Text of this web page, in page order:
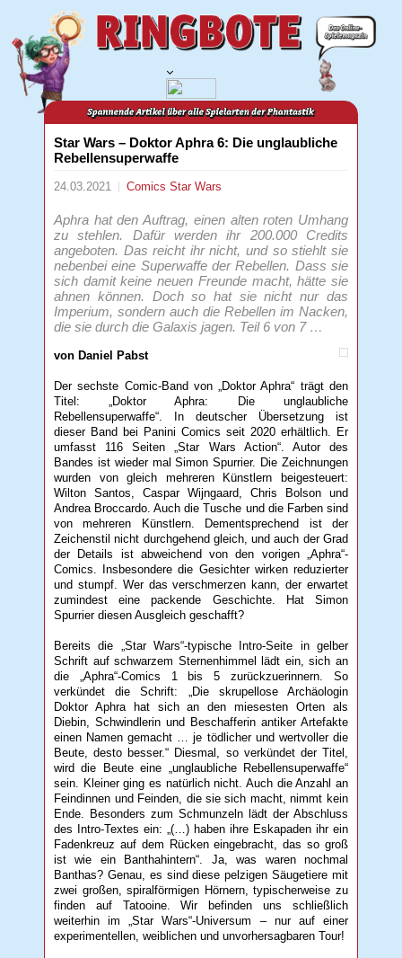
Star Wars – Doktor Aphra 6: Die unglaubliche
Rebellensuperwaffe
24.03.2021 ComicsStar Wars
Aphra hat den Auftrag, einen alten roten Umhang
zu stehlen. Dafür werden ihr 200.000 Credits
angeboten. Das reicht ihr nicht, und so stiehlt sie
nebenbei eine Superwaffe der Rebellen. Dass sie
sich damit keine neuen Freunde macht, hätte sie
ahnen können. Doch so hat sie nicht nur das
Imperium, sondern auch die Rebellen im Nacken,
die sie durch die Galaxis jagen. Teil 6 von 7 …
von Daniel Pabst
Der sechste Comic-Band von „Doktor Aphra“ trägt den
Titel: „Doktor Aphra: Die unglaubliche
Rebellensuperwaffe“. In deutscher Übersetzung ist
dieser Band bei Panini Comics seit 2020 erhältlich. Er
umfasst 116 Seiten „Star Wars Action“. Autor des
Bandes ist wieder mal Simon Spurrier. Die Zeichnungen
wurden von gleich mehreren Künstlern beigesteuert:
Wilton Santos, Caspar Wijngaard, Chris Bolson und
Andrea Broccardo. Auch die Tusche und die Farben sind
von mehreren Künstlern. Dementsprechend ist der
Zeichenstil nicht durchgehend gleich, und auch der Grad
der Details ist abweichend von den vorigen „Aphra“-
Comics. Insbesondere die Gesichter wirken reduzierter
und stumpf. Wer das verschmerzen kann, der erwartet
zumindest eine packende Geschichte. Hat Simon
Spurrier diesen Ausgleich geschafft?
Bereits die „Star Wars“-typische Intro-Seite in gelber
Schrift auf schwarzem Sternenhimmel lädt ein, sich an
die „Aphra“-Comics 1 bis 5 zurückzuerinnern. So
verkündet die Schrift: „Die skrupellose Archäologin
Doktor Aphra hat sich an den miesesten Orten als
Diebin, Schwindlerin und Beschafferin antiker Artefakte
einen Namen gemacht … je tödlicher und wertvoller die
Beute, desto besser.“ Diesmal, so verkündet der Titel,
wird die Beute eine „unglaubliche Rebellensuperwaffe“
sein. Kleiner ging es natürlich nicht. Auch die Anzahl an
Feindinnen und Feinden, die sie sich macht, nimmt kein
Ende. Besonders zum Schmunzeln lädt der Abschluss
des Intro-Textes ein: „(…) haben ihre Eskapaden ihr ein
Fadenkreuz auf dem Rücken eingebracht, das so groß
ist wie ein Banthahintern“. Ja, was waren nochmal
Banthas? Genau, es sind diese pelzigen Säugetiere mit
zwei großen, spiralförmigen Hörnern, typischerweise zu
finden auf Tatooine. Wir befinden uns schließlich
weiterhin im „Star Wars“-Universum – nur auf einer
experimentellen, weiblichen und unvorhersagbaren Tour!